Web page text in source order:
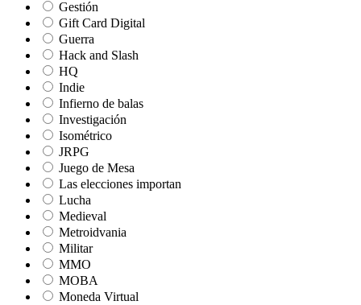
Gestión
Gift Card Digital
Guerra
Hack and Slash
HQ
Indie
Infierno de balas
Investigación
Isométrico
JRPG
Juego de Mesa
Las elecciones importan
Lucha
Medieval
Metroidvania
Militar
MMO
MOBA
Moneda Virtual